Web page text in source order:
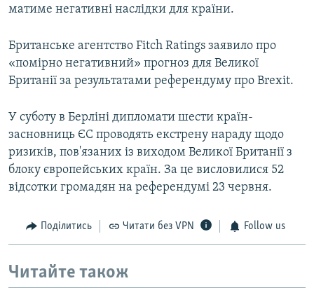
матиме негативні наслідки для країни.
Британське агентство Fitch Ratings заявило про
«помірно негативний» прогноз для Великої
Британії за результатами референдуму про Brexit.
У суботу в Берліні дипломати шести країн-
засновниць ЄС проводять екстрену нараду щодо
ризиків, пов'язаних із виходом Великої Британії з
блоку європейських країн. За це висловилися 52
відсотки громадян на референдумі 23 червня.
Поділитись Читати без VPN Follow us
Читайте також